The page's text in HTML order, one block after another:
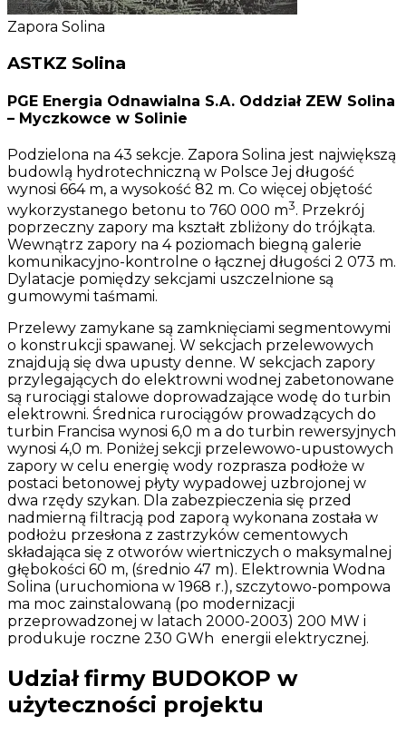
Zapora Solina
ASTKZ Solina
PGE Energia Odnawialna S.A. Oddział ZEW Solina
– Myczkowce w Solinie
Podzielona na 43 sekcje. Zapora Solina jest największą
budowlą hydrotechniczną w Polsce Jej długość
wynosi 664 m, a wysokość 82 m. Co więcej objętość
wykorzystanego betonu to 760 000 m3. Przekrój
poprzeczny zapory ma kształt zbliżony do trójkąta.
Wewnątrz zapory na 4 poziomach biegną galerie
komunikacyjno-kontrolne o łącznej długości 2 073 m.
Dylatacje pomiędzy sekcjami uszczelnione są
gumowymi taśmami.
Przelewy zamykane są zamknięciami segmentowymi
o konstrukcji spawanej. W sekcjach przelewowych
znajdują się dwa upusty denne. W sekcjach zapory
przylegających do elektrowni wodnej zabetonowane
są rurociągi stalowe doprowadzające wodę do turbin
elektrowni. Średnica rurociągów prowadzących do
turbin Francisa wynosi 6,0 m a do turbin rewersyjnych
wynosi 4,0 m. Poniżej sekcji przelewowo-upustowych
zapory w celu energię wody rozprasza podłoże w
postaci betonowej płyty wypadowej uzbrojonej w
dwa rzędy szykan. Dla zabezpieczenia się przed
nadmierną filtracją pod zaporą wykonana została w
podłożu przesłona z zastrzyków cementowych
składająca się z otworów wiertniczych o maksymalnej
głębokości 60 m, (średnio 47 m). Elektrownia Wodna
Solina (uruchomiona w 1968 r.), szczytowo-pompowa
ma moc zainstalowaną (po modernizacji
przeprowadzonej w latach 2000-2003) 200 MW i
produkuje roczne 230 GWh energii elektrycznej.
Udział firmy BUDOKOP w
użyteczności projektu